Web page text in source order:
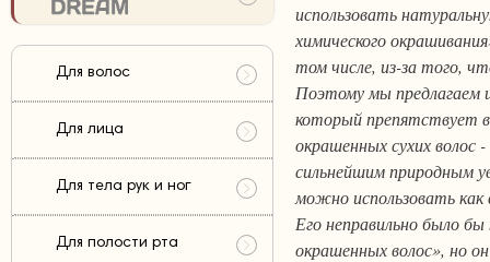
использовать
химического
том числе, из-за того,
Поэтому мы предлагаем
который препятствует
окрашенных сухих
сильнейшим природным
можно использовать
Его неправильно было
окрашенных волос», но
Для волос
Для лица
Для тела рук и ног
Для полости рта